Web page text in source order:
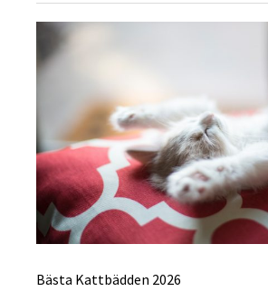
Bästa Kattbädden 2026